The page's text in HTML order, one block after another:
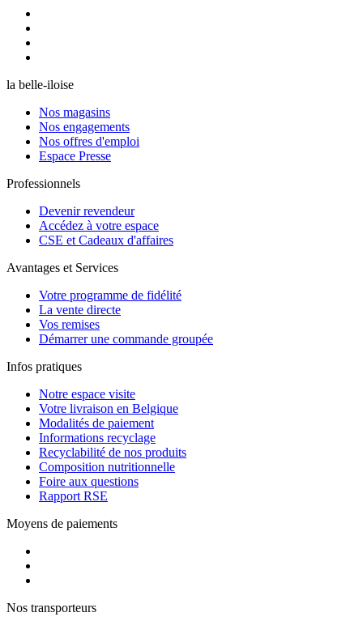
la belle-iloise
Nos magasins
Nos engagements
Nos offres d'emploi
Espace Presse
Professionnels
Devenir revendeur
Accédez à votre espace
CSE et Cadeaux d'affaires
Avantages et Services
Votre programme de fidélité
La vente directe
Vos remises
Démarrer une commande groupée
Infos pratiques
Notre espace visite
Votre livraison en Belgique
Modalités de paiement
Informations recyclage
Recyclabilité de nos produits
Composition nutritionnelle
Foire aux questions
Rapport RSE
Moyens de paiements
Nos transporteurs